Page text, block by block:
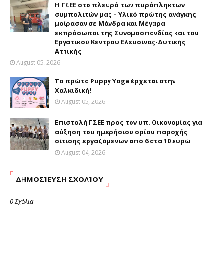
H ΓΣΕΕ στο πλευρό των πυρόπληκτων
συμπολιτών μας – Υλικό πρώτης ανάγκης
μοίρασαν σε Μάνδρα και Μέγαρα
εκπρόσωποι της Συνομοσπονδίας και του
Εργατικού Κέντρου Ελευσίνας-Δυτικής
Αττικής
August 05, 2026
Το πρώτο Puppy Yoga έρχεται στην
Χαλκιδική!
August 05, 2026
Επιστολή ΓΣΕΕ προς τον υπ. Οικονομίας για
αύξηση του ημερήσιου ορίου παροχής
σίτισης εργαζόμενων από 6 στα 10 ευρώ
August 04, 2026
ΔΗΜΟΣΊΕΥΣΗ ΣΧΟΛΊΟΥ
0 Σχόλια